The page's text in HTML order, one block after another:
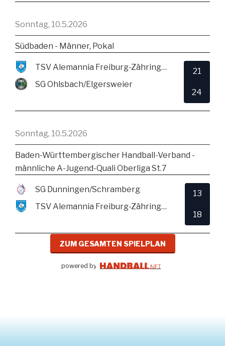
Sonntag, 10.5.2026
Südbaden - Männer, Pokal
TSV Alemannia Freiburg-Zähringen
SG Ohlsbach/Elgersweier
21
24
Sonntag, 10.5.2026
Baden-Württembergischer Handball-Verband -
männliche A-Jugend-Quali Oberliga St.7
SG Dunningen/Schramberg
TSV Alemannia Freiburg-Zähringen
13
18
ZUM GESAMTEN SPIELPLAN
powered by